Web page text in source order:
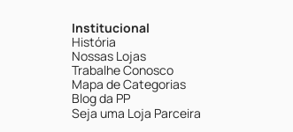
Institucional
História
Nossas Lojas
Trabalhe Conosco
Mapa de Categorias
Blog da PP
Seja uma Loja Parceira